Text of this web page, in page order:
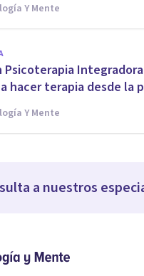
Y Mente
Psicoterapia
hacer terapia desde la
Y Mente
a nuestros